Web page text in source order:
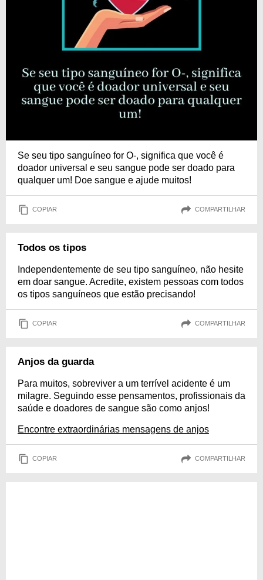
Se seu tipo sanguíneo for O-, significa que você é
doador universal e seu sangue pode ser doado para
qualquer um! Doe sangue e ajude muitos!
COPIAR COMPARTILHAR
Todos os tipos
Independentemente de seu tipo sanguíneo, não hesite
em doar sangue. Acredite, existem pessoas com todos
os tipos sanguíneos que estão precisando!
COPIAR COMPARTILHAR
Anjos da guarda
Para muitos, sobreviver a um terrível acidente é um
milagre. Seguindo esse pensamentos, profissionais da
saúde e doadores de sangue são como anjos!
Encontre extraordinárias mensagens de anjos
COPIAR COMPARTILHAR